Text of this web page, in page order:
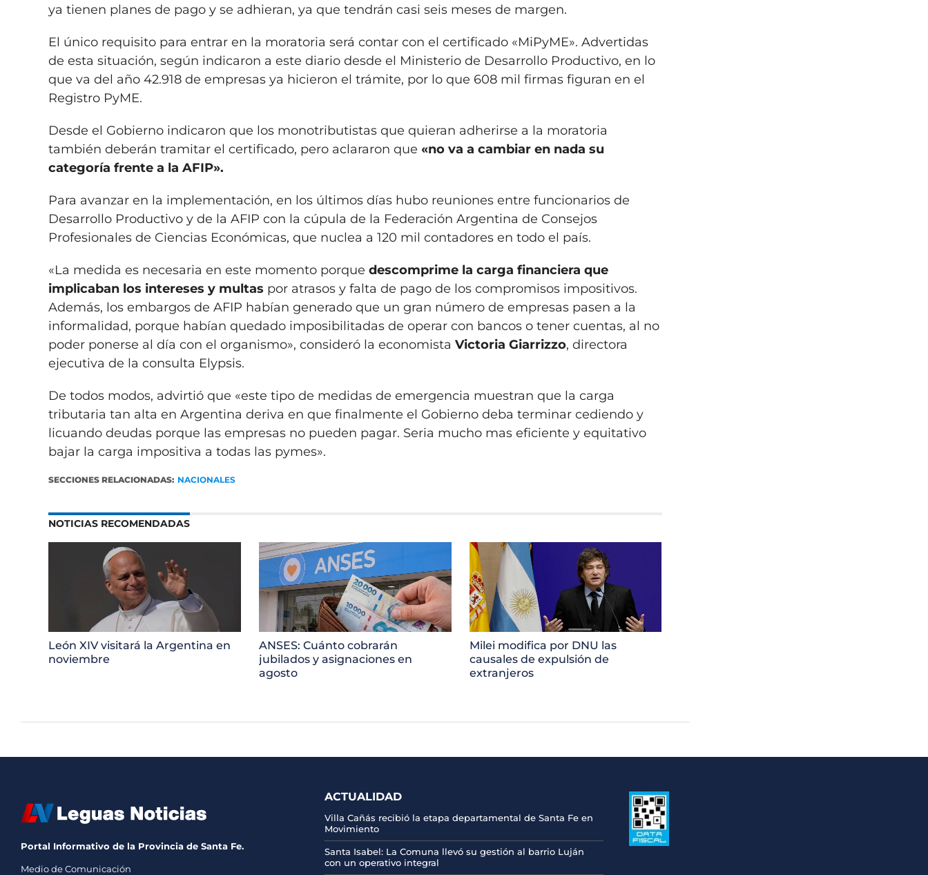
ya tienen planes de pago y se adhieran, ya que tendrán casi seis meses de margen.
El único requisito para entrar en la moratoria será contar con el certificado «MiPyME». Advertidas
de esta situación, según indicaron a este diario desde el Ministerio de Desarrollo Productivo, en lo
que va del año 42.918 de empresas ya hicieron el trámite, por lo que 608 mil firmas figuran en el
Registro PyME.
Desde el Gobierno indicaron que los monotributistas que quieran adherirse a la moratoria
también deberán tramitar el certificado, pero aclararon que «no va a cambiar en nada su
categoría frente a la AFIP».
Para avanzar en la implementación, en los últimos días hubo reuniones entre funcionarios de
Desarrollo Productivo y de la AFIP con la cúpula de la Federación Argentina de Consejos
Profesionales de Ciencias Económicas, que nuclea a 120 mil contadores en todo el país.
«La medida es necesaria en este momento porquedescomprime la carga financiera que
implicaban los intereses y multas por atrasos y falta de pago de los compromisos impositivos.
Además, los embargos de AFIP habían generado que un gran número de empresas pasen a la
informalidad, porque habían quedado imposibilitadas de operar con bancos o tener cuentas, al no
poder ponerse al día con el organismo», consideró la economistaVictoria Giarrizzo, directora
ejecutiva de la consulta Elypsis.
De todos modos, advirtió que «este tipo de medidas de emergencia muestran que la carga
tributaria tan alta en Argentina deriva en que finalmente el Gobierno deba terminar cediendo y
licuando deudas porque las empresas no pueden pagar. Seria mucho mas eficiente y equitativo
bajar la carga impositiva a todas las pymes».
SECCIONES RELACIONADAS: NACIONALES
NOTICIAS RECOMENDADAS
León XIV visitará la Argentina en
noviembre
ANSES: Cuánto cobrarán
jubilados y asignaciones en
agosto
Milei modifica por DNU las
causales de expulsión de
extranjeros
Portal Informativo de la Provincia de Santa Fe.
Medio de Comunicación
ACTUALIDAD
Villa Cañás recibió la etapa departamental de Santa Fe en
Movimiento
Santa Isabel: La Comuna llevó su gestión al barrio Luján
con un operativo integral